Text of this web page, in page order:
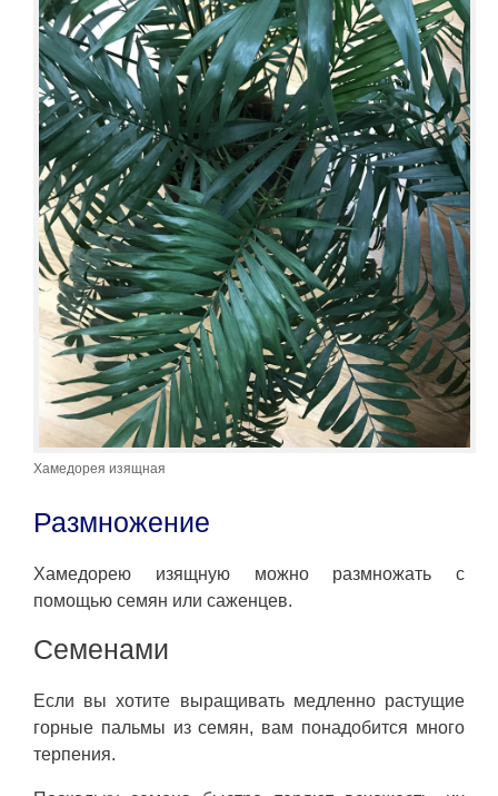
Хамедорея изящная
Размножение
Хамедорею изящную можно размножать с
помощью семян или саженцев.
Семенами
Если вы хотите выращивать медленно растущие
горные пальмы из семян, вам понадобится много
терпения.